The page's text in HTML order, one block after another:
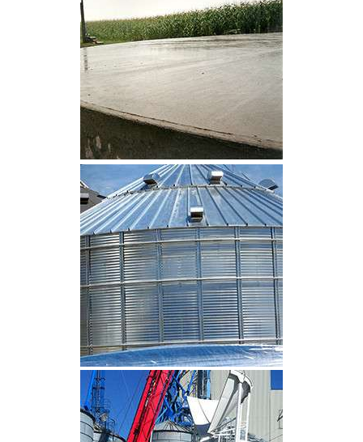
CLIQUEZ POUR AGRANDIR
CLIQUEZ POUR AGRANDIR